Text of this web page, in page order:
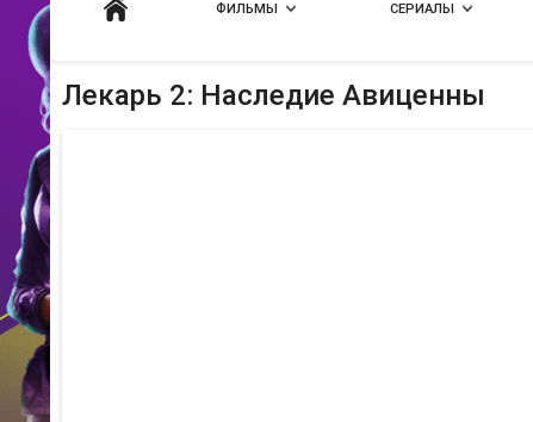
ФИЛЬМЫ СЕРИАЛЫ
Лекарь 2: Наследие Авиценны